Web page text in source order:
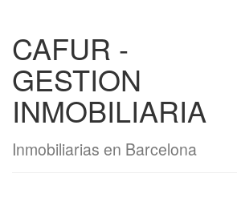
CAFUR -
GESTION
INMOBILIARIA
Inmobiliarias en Barcelona